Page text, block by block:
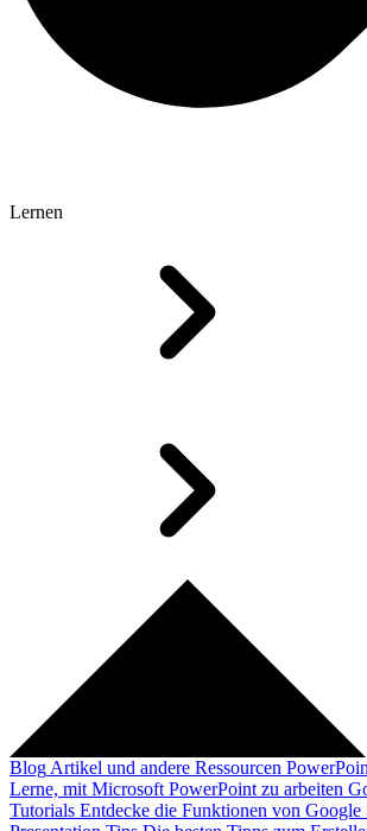
Lernen
Blog Artikel und andere Ressourcen
Lerne, mit Microsoft PowerPoint zu arbeiten
Tutorials Entdecke die Funktionen von Google